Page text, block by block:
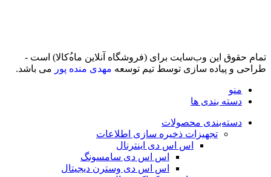
تمام حقوق اين وب‌سايت برای (فروشگاه آنلاین ماه‌‌‌‌‌‌ُکالا) است -
طراحی و پیاده سازی توسط تیم توسعه مهدی منده پور می باشد.
منو
دسته بندی ها
دسته‌بندی محصولات
تجهیزات ذخیره سازی اطلاعات
اس اس دی اینترنال
اس اس دی سامسونگ
اس اس دی وسترن دیجیتال